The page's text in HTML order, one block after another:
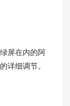
屏在内的阿
详细调节。